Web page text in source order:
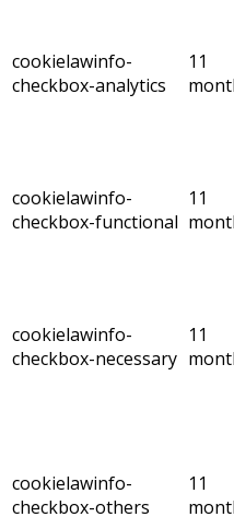
cookielawinfo-
checkbox-analytics
11
cookielawinfo-
checkbox-functional
11
cookielawinfo-
checkbox-necessary
11
cookielawinfo-
checkbox-others
11